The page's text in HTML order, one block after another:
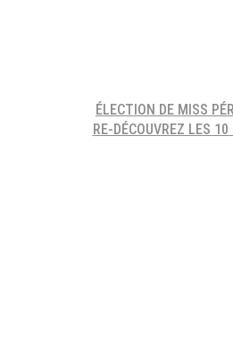
ÉLECTION DE MISS
RE-DÉCOUVREZ LES